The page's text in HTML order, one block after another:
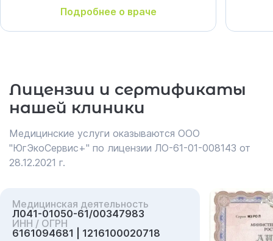
Подробнее о враче
Лицензии и сертификаты
нашей клиники
Медицинские услуги оказываются ООО
"ЮгЭкоСервис+" по лицензии ЛО-61-01-008143 от
28.12.2021 г.
Медицинская деятельность
Л041-01050-61/00347983
ИНН / ОГРН
6161094681 | 1216100020718